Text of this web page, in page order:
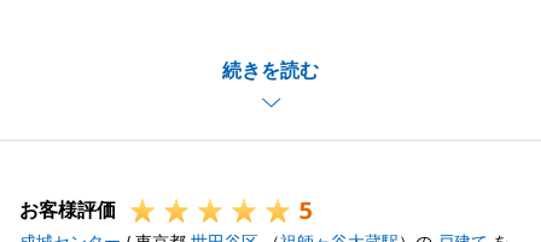
続きを読む
想い出がつまったご自宅を当社にてお任せいただき誠
にありがとうございました。
これをご縁に末永いお付き合いができればと考えてお
引き続きどうぞよろしくお願いいたします。
お客様評価 5